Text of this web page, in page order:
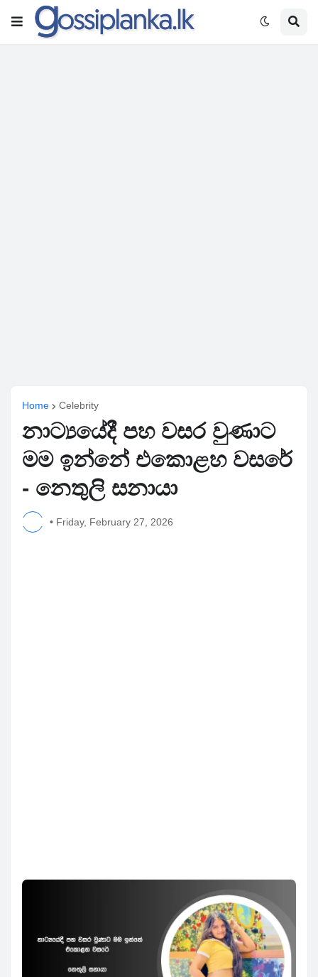
Home Celebrity
නාට්‍යයේදී පහ වසර වුණාට
මම ඉන්නේ එකොළහ වසරේ
- නෙතුලි සනායා
• Friday, February 27, 2026